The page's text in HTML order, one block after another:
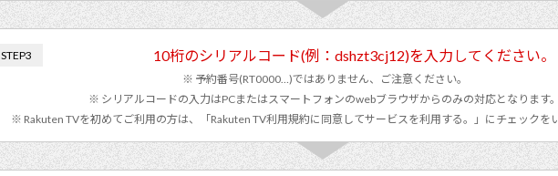
STEP3 10桁のシリアルコード(例：dshzt3cj12)を入力してください。
予約番号(RT0000…)ではありません、ご注意ください。
シリアルコードの入力はPCまたはスマートフォンのwebブラウザからのみの対応となります。
Rakuten TVを初めてご利用の方は、「Rakuten TV利用規約に同意してサービスを利用する。」にチェックを